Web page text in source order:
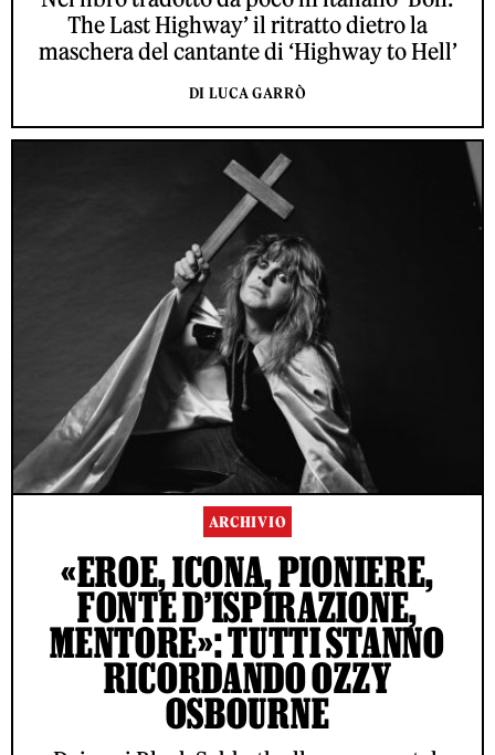
The Last Highway’ il ritratto dietro la
maschera del cantante di ‘Highway to Hell’
DI LUCA GARRÒ
ARCHIVIO
«EROE, ICONA, PIONIERE,
FONTE D’ISPIRAZIONE,
MENTORE»: TUTTI STANNO
RICORDANDO OZZY
OSBOURNE